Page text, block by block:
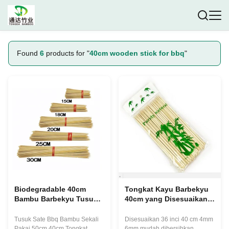
Found 6 products for "40cm wooden stick for bbq"
Biodegradable 40cm
Bambu Barbekyu Tusuk
Tusuk Sate Bbq Bambu Sekali
Tongkat Kayu Barbekyu
40cm yang Disesuaikan,
Panggang Marshmallow
Disesuaikan 36 inci 40 cm 4mm